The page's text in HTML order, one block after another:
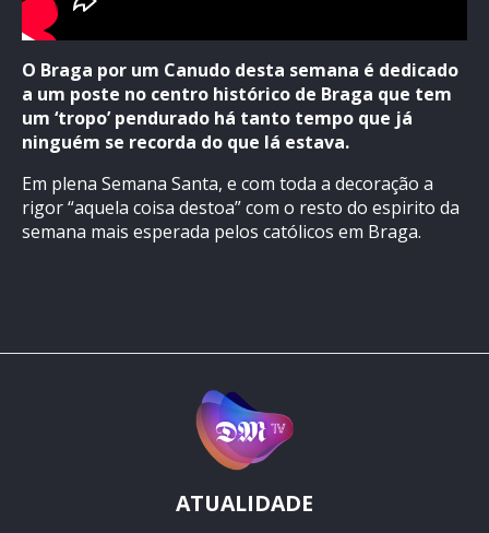
O Braga por um Canudo desta semana é dedicado
a um poste no centro histórico de Braga que tem
um ‘tropo’ pendurado há tanto tempo que já
ninguém se recorda do que lá estava.
Em plena Semana Santa, e com toda a decoração a
rigor “aquela coisa destoa” com o resto do espirito da
semana mais esperada pelos católicos em Braga.
ATUALIDADE